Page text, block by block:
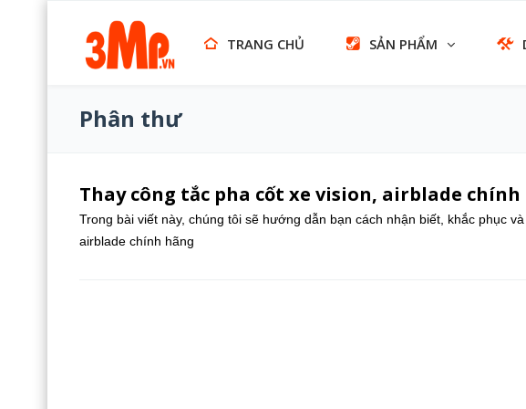
TRANG CHỦ SẢN PHẨM
Phân thư
Thay công tắc pha cốt xe vision, airblade chính
Trong bài viết này, chúng tôi sẽ hướng dẫn bạn cách nhận biết, khắc phục
airblade chính hãng